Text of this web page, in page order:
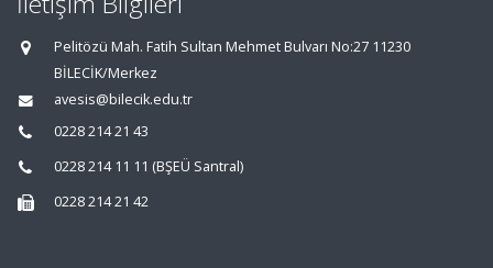
Pelitözü Mah. Fatih Sultan Mehmet Bulvarı No:27 11230
BİLECİK/Merkez
avesis@bilecik.edu.tr
0228 214 21 43
0228 214 11 11 (BŞEÜ Santral)
0228 214 21 42